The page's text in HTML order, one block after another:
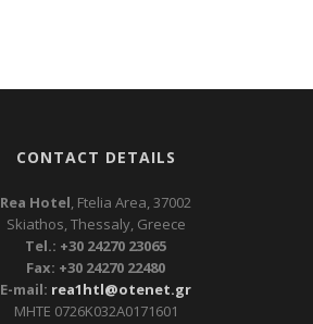
CONTACT DETAILS
Rea Hotel, Ftelia Area, 37002
Skiathos, Thessaly, Greece
Tel.: +30 24270 23065
Fax: +30 24270 22480
E-mail: rea1htl@otenet.gr
ΜΗΤΕ 0726Κ032Α0171601